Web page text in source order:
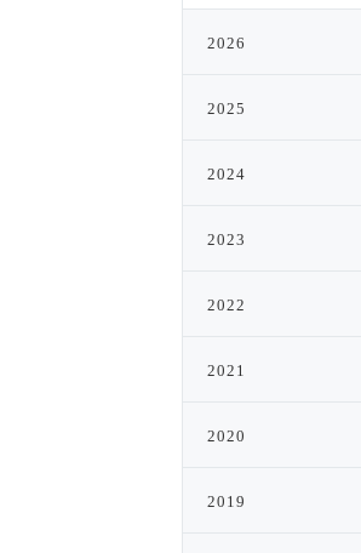
2026
2025
2024
2023
2022
2021
2020
2019